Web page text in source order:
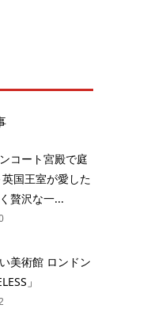
コート宮殿で庭
国王室が愛した
贅沢な一...
美術館 ロンドン
」